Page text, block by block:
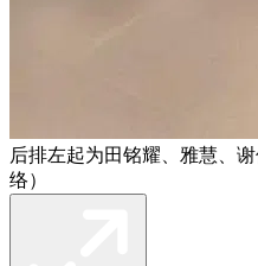
后排左起为田铭耀、雅慧、
络）